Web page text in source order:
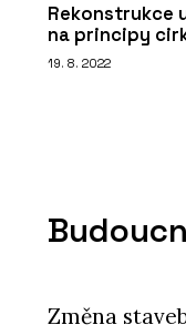
Rekonstrukce
na principy
19. 8. 2022
Změna